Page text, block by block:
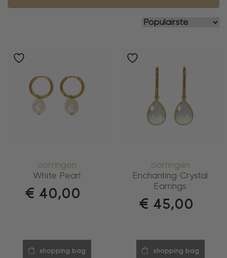
oorringen
White Pearl
€ 40,00
shopping bag
oorringen
Enchanting Crystal
Earrings
€ 45,00
shopping bag